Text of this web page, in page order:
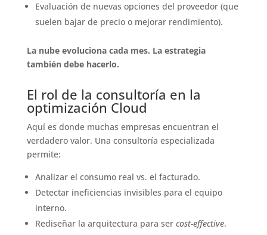
Evaluación de nuevas opciones del proveedor (que
suelen bajar de precio o mejorar rendimiento).
La nube evoluciona cada mes. La estrategia
también debe hacerlo.
El rol de la consultoría en la
optimización Cloud
Aquí es donde muchas empresas encuentran el
verdadero valor. Una consultoría especializada
permite:
Analizar el consumo real vs. el facturado.
Detectar ineficiencias invisibles para el equipo
interno.
Rediseñar la arquitectura para ser cost-effective.